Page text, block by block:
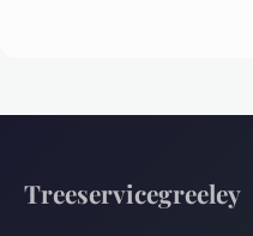
Treeservicegreeley